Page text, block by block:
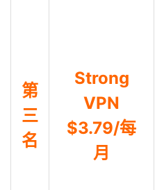
第
三
名
Strong
VPN
$3.79/每
月